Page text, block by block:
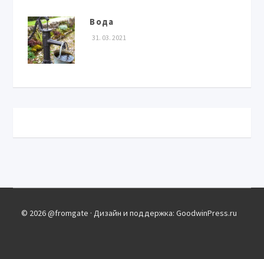
Вода
31. 03. 2021
© 2026 @fromgate · Дизайн и поддержка: GoodwinPress.ru